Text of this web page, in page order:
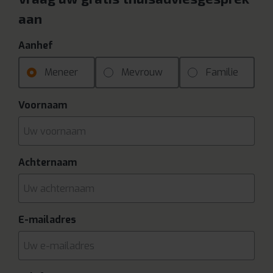
aan
Aanhef
Meneer Mevrouw Familie
Voornaam
Achternaam
E-mailadres